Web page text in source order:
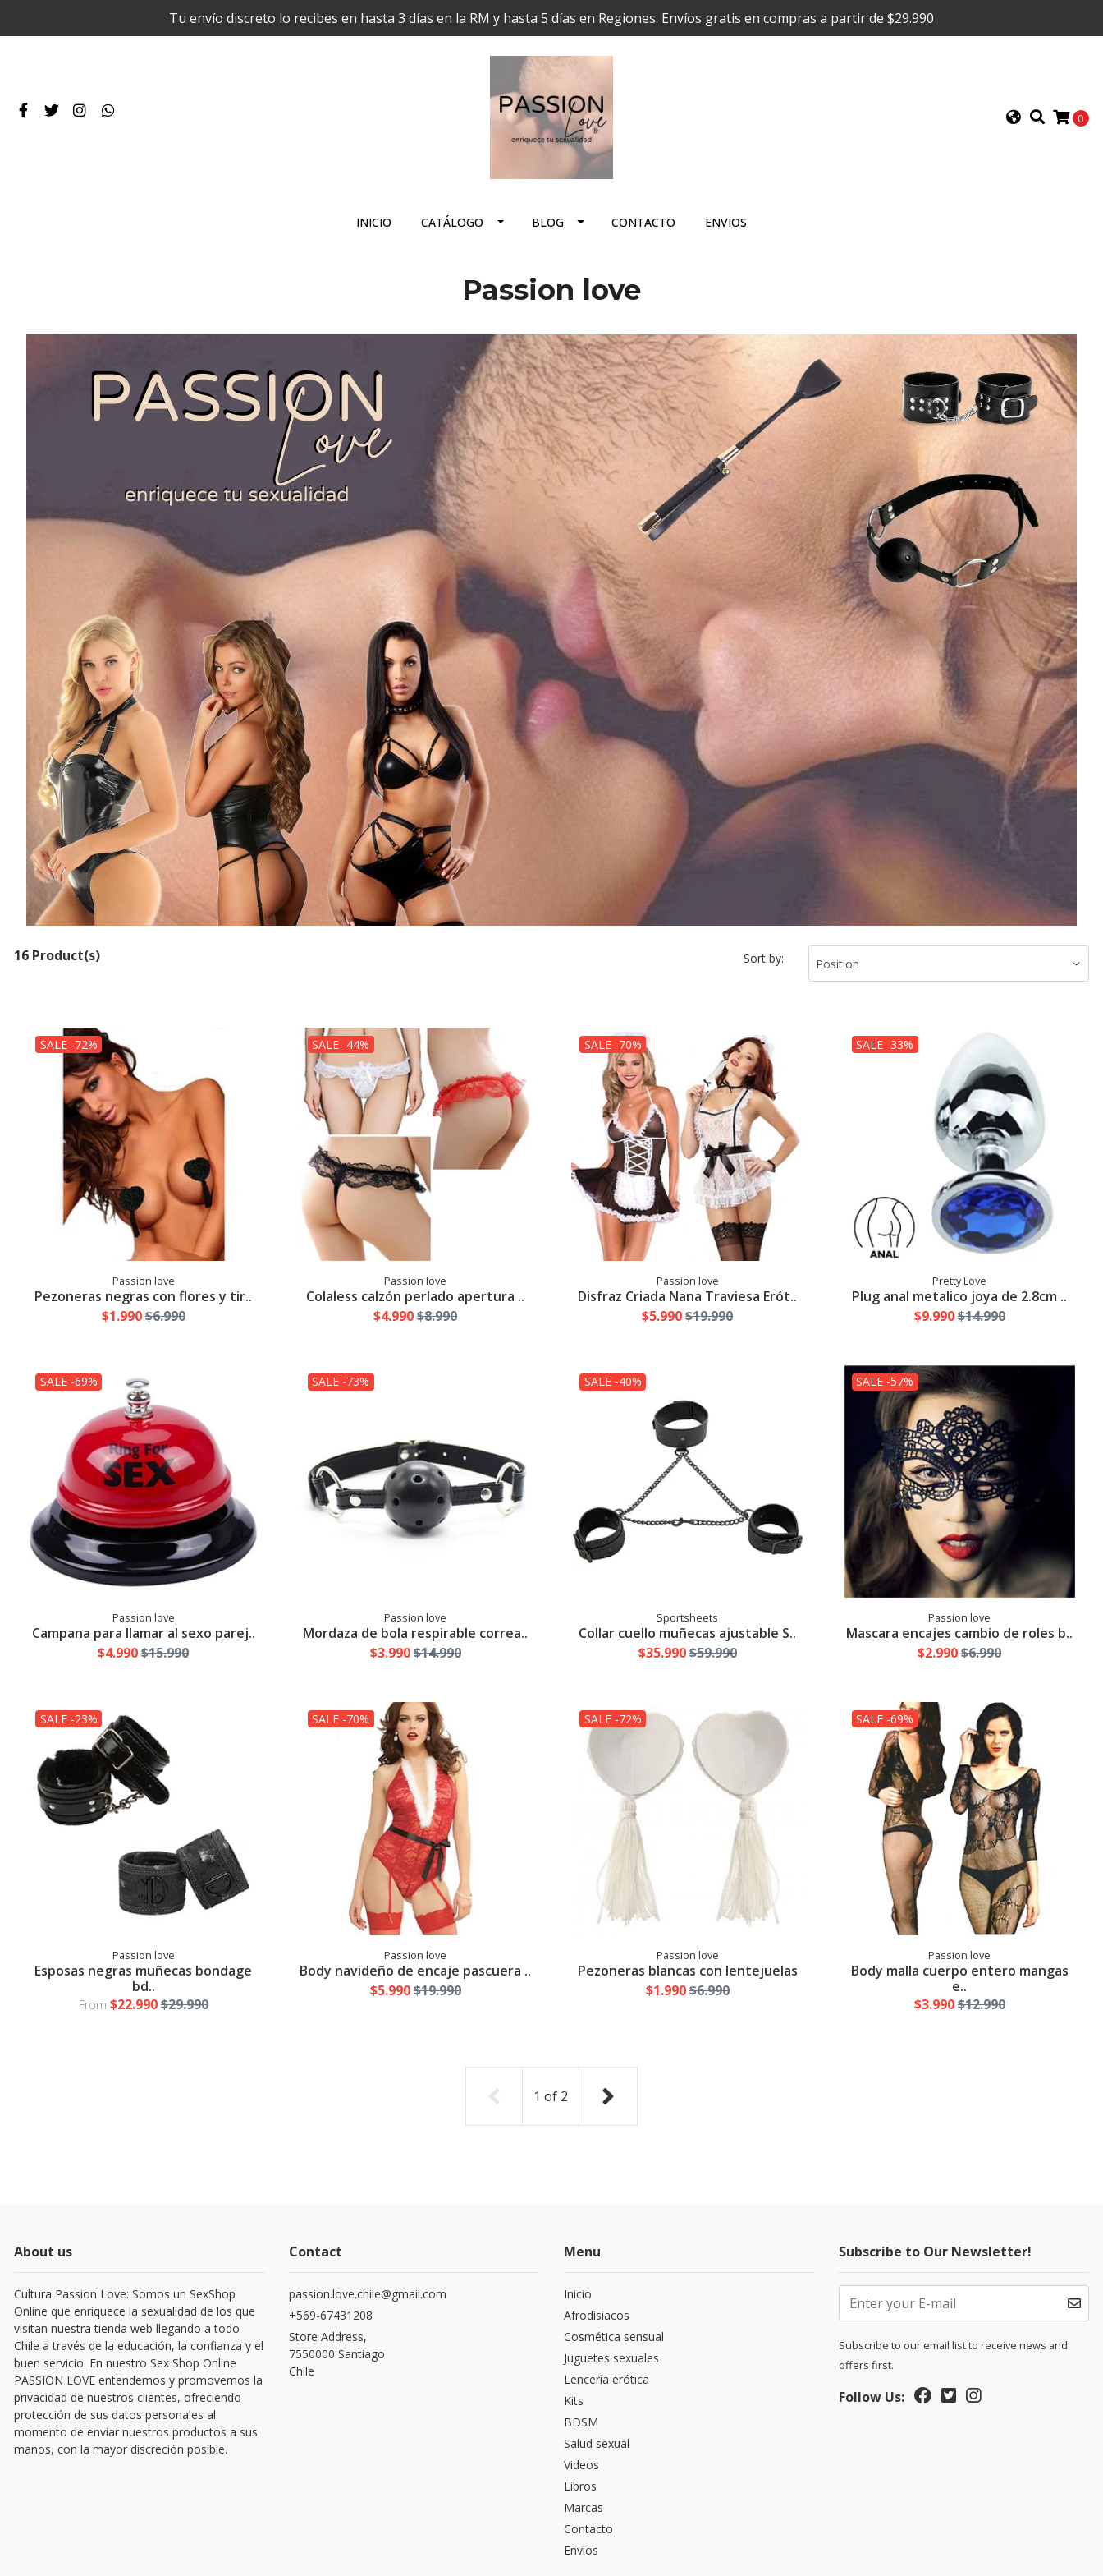
Tu envío discreto lo recibes en hasta 3 días en la RM y hasta 5 días en Regiones. Envíos gratis en compras a partir de $29.990
0
INICIO CATÁLOGO BLOG CONTACTO ENVIOS
Passion love
16 Product(s) Sort by:
SALE -72%
Passion love
Pezoneras negras con flores y tir..
$1.990$6.990
SALE -44%
Passion love
Colaless calzón perlado apertura ..
$4.990$8.990
SALE -70%
Passion love
Disfraz Criada Nana Traviesa Erót..
$5.990$19.990
SALE -33%
Pretty Love
Plug anal metalico joya de 2.8cm ..
$9.990$14.990
SALE -69%
Passion love
Campana para llamar al sexo parej..
$4.990$15.990
SALE -73%
Passion love
Mordaza de bola respirable correa..
$3.990$14.990
SALE -40%
Sportsheets
Collar cuello muñecas ajustable S..
$35.990$59.990
SALE -57%
Passion love
Mascara encajes cambio de roles b..
$2.990$6.990
SALE -23%
Passion love
Esposas negras muñecas bondage
bd..
From $22.990$29.990
SALE -70%
Passion love
Body navideño de encaje pascuera ..
$5.990$19.990
SALE -72%
Passion love
Pezoneras blancas con lentejuelas
$1.990$6.990
SALE -69%
Passion love
Body malla cuerpo entero mangas
e..
$3.990$12.990
1 of 2
About us
Cultura Passion Love: Somos un SexShop
Online que enriquece la sexualidad de los que
visitan nuestra tienda web llegando a todo
Chile a través de la educación, la confianza y el
buen servicio. En nuestro Sex Shop Online
PASSION LOVE entendemos y promovemos la
privacidad de nuestros clientes, ofreciendo
protección de sus datos personales al
momento de enviar nuestros productos a sus
manos, con la mayor discreción posible.
Contact
passion.love.chile@gmail.com
+569-67431208
Store Address,
7550000 Santiago
Chile
Menu
Inicio
Afrodisiacos
Cosmética sensual
Juguetes sexuales
Lencería erótica
Kits
BDSM
Salud sexual
Videos
Libros
Marcas
Contacto
Envios
Subscribe to Our Newsletter!
Subscribe to our email list to receive news and
offers first.
Follow Us: